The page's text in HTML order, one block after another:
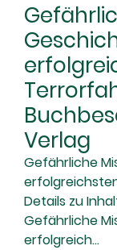
Verlag
Gefährliche
Details zu
Gefährliche
erfolgreich...